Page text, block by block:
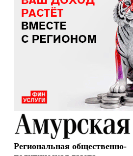
Региональная общественно-